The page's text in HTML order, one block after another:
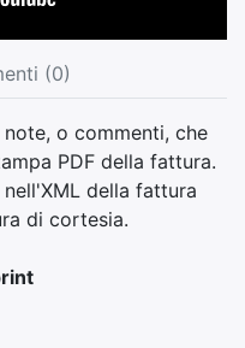
(0)
o commenti, che
PDF della fattura.
della fattura
di cortesia.